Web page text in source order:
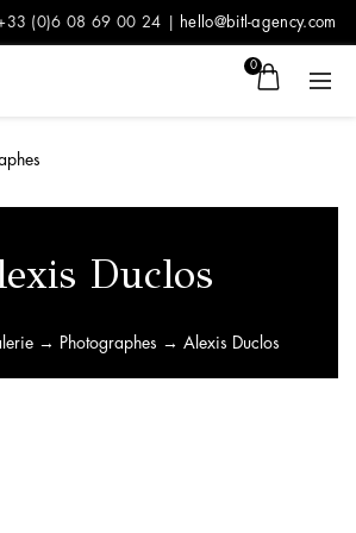
(0)6 08 69 00 24 | hello@bitl-agency.com
0
Duclos
→ Photographes → Alexis Duclos